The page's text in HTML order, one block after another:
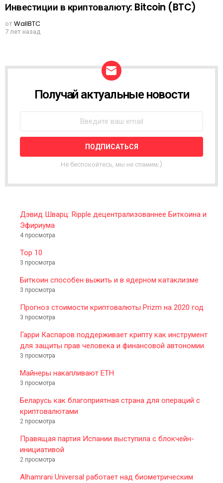
Инвестиции в криптовалюту: Bitcoin (BTC)
отWallBTC
7 лет назад
W
L
T
R
Получай актуальные новости
Не беспокойтесь, мы не спамим;)
Дэвид Шварц: Ripple децентрализованнее Биткоина и
Эфириума
4 просмотра
Top 10
3 просмотра
Биткоин способен выжить и в ядерном катаклизме
3 просмотра
Прогноз стоимости криптовалюты Prizm на 2020 год
3 просмотра
Гарри Каспаров поддерживает крипту как инструмент
для защиты прав человека и финансовой автономии
3 просмотра
Майнеры накапливают ETH
3 просмотра
Беларусь как благоприятная страна для операций с
криптовалютами
2 просмотра
Правящая партия Испании выступила с блокчейн-
инициативой
2 просмотра
Alhamrani Universal работает над биометрическим